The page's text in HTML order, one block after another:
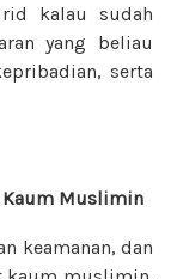
kalau sudah
yang beliau
serta
Kaum Muslimin
keamanan, dan